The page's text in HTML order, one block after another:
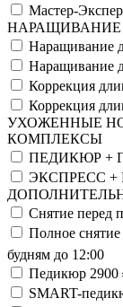
Мастер-
НАРАЩИВАНИЕ
Наращивание
Наращивание
Коррекция
Коррекция
УХОЖЕННЫЕ
КОМПЛЕКСЫ
ПЕДИКЮР +
ЭКСПРЕСС +
Снятие перед
Полное
будням до 12:00
Педикюр 2900
SMART-